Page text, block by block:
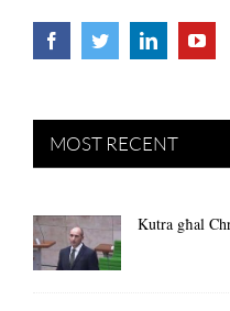
MOST RECENT
Kutra għal